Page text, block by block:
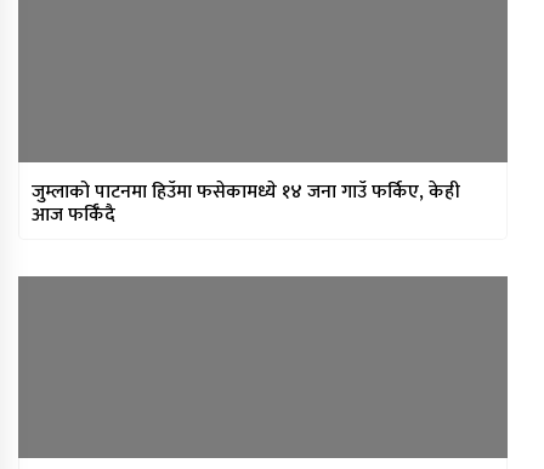
जुम्लाको पाटनमा हिउँमा फसेकामध्ये १४ जना गाउँ फर्किए, केही
आज फर्किँदै